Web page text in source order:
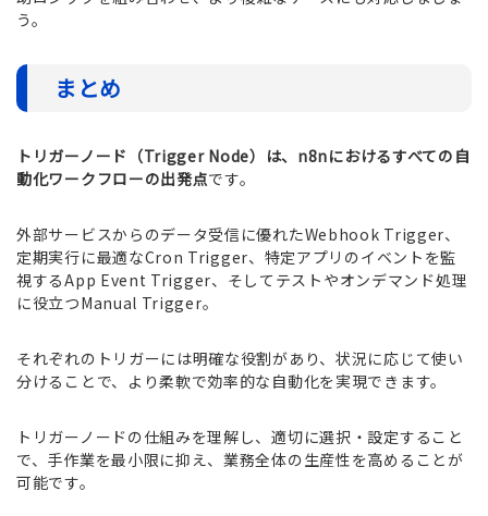
う。
まとめ
トリガーノード（Trigger Node）は、n8nにおけるすべての自
動化ワークフローの出発点です。
外部サービスからのデータ受信に優れたWebhook Trigger、
定期実行に最適なCron Trigger、特定アプリのイベントを監
視するApp Event Trigger、そしてテストやオンデマンド処理
に役立つManual Trigger。
それぞれのトリガーには明確な役割があり、状況に応じて使い
分けることで、より柔軟で効率的な自動化を実現できます。
トリガーノードの仕組みを理解し、適切に選択・設定すること
で、手作業を最小限に抑え、業務全体の生産性を高めることが
可能です。